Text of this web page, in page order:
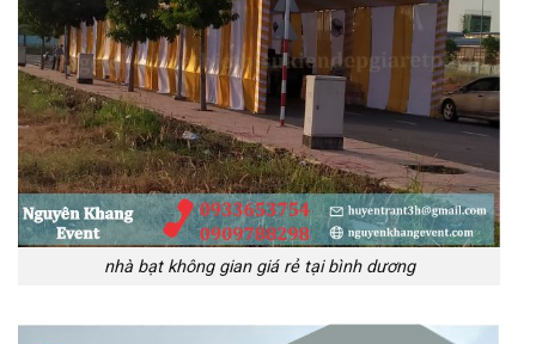
nhà bạt không gian giá rẻ tại bình dương